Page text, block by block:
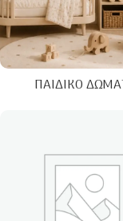
ΠΑΙΔΙΚΌ